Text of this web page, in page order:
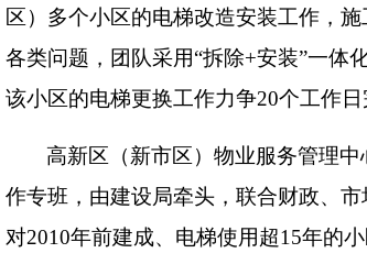
区）多个小区的电梯改造安装工作，
各类问题，团队采用“拆除+安装”一体
该小区的电梯更换工作力争20个工作
高新区（新市区）物业服务管理
作专班，由建设局牵头，联合财政、
对2010年前建成、电梯使用超15年的